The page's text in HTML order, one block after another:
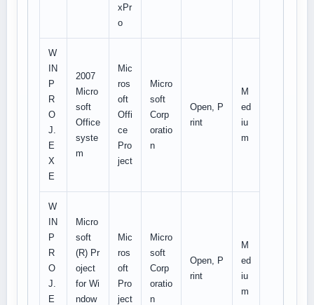
xPr
o
W
IN
P
R
O
J.
E
X
E
2007
Micro
soft
Office
syste
m
Mic
ros
oft
Offi
ce
Pro
ject
Micro
soft
Corp
oratio
n
Open, P
rint
M
ed
iu
m
W
IN
P
R
O
J.
E
Micro
soft
(R) Pr
oject
for Wi
ndow
Mic
ros
oft
Pro
ject
Micro
soft
Corp
oratio
n
Open, P
rint
M
ed
iu
m